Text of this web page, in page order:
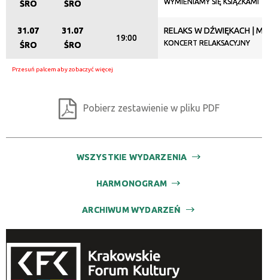
Miejsce
Promowane
ŚRO
ŚRO
31.07
ŚRO
31.07
ŚRO
19:00
RELAKS W DŹWIĘKACH |
KONCERT RELAKSACYJNY
Pobierz zestawienie w pliku PDF
WSZYSTKIE WYDARZENIA
HARMONOGRAM
ARCHIWUM WYDARZEŃ